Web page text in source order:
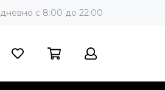
c 8:00 до 22:00